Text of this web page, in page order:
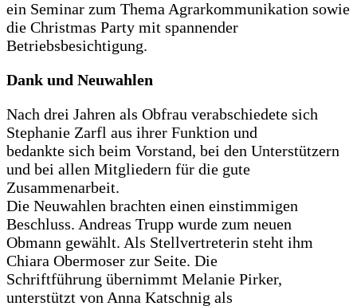
ein Seminar zum Thema Agrarkommunikation sowie
die Christmas Party mit spannender
Betriebsbesichtigung.
Dank und Neuwahlen
Nach drei Jahren als Obfrau verabschiedete sich
Stephanie Zarfl aus ihrer Funktion und
bedankte sich beim Vorstand, bei den Unterstützern
und bei allen Mitgliedern für die gute
Zusammenarbeit.
Die Neuwahlen brachten einen einstimmigen
Beschluss. Andreas Trupp wurde zum neuen
Obmann gewählt. Als Stellvertreterin steht ihm
Chiara Obermoser zur Seite. Die
Schriftführung übernimmt Melanie Pirker,
unterstützt von Anna Katschnig als